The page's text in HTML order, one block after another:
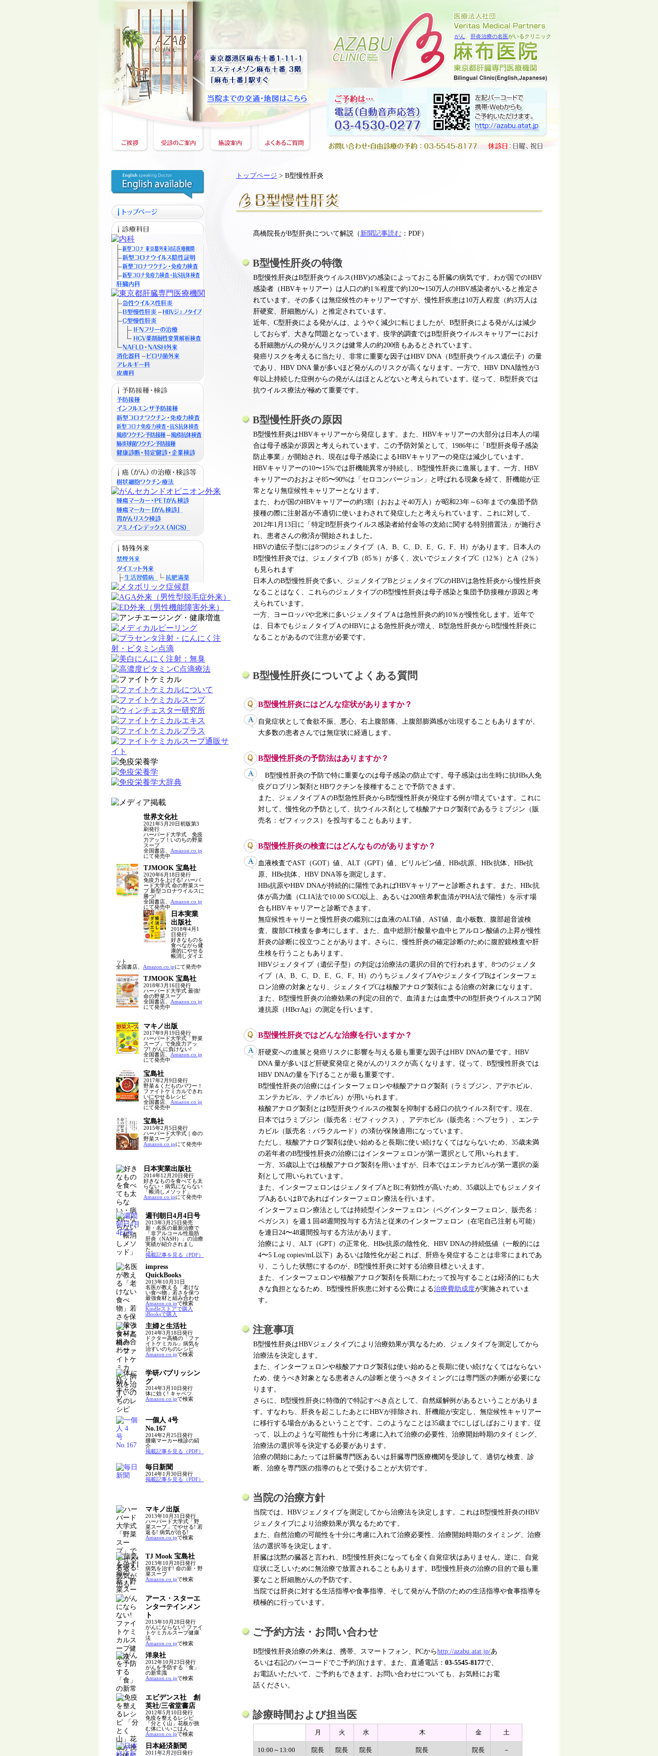
がん 肝炎治療の名医がいるクリニック
世界文化社
2021年5月20日初版第3
刷発行
ハーバード大学式 免疫
力アップ！いのちの野菜
スープ
全国書店、 Amazon.co.jp
にて発売中
TJMOOK 宝島社
2020年6月18日発行
免疫力を上げる! ハーバ
ード大学式 命の野菜スー
プ 新型コロナウイルスに
勝つ!
全国書店、 Amazon.co.jp
にて発売中
日本実業
出版社
2018年4月1
日発行
好きなものを
食べながら健
康的にやせる
帳消しダイエ
ット
全国書店、 Amazon.co.jpにて発売中
TJMOOK 宝島社
2018年3月16日発行
ハーバード大学式 最強!
命の野菜スープ
全国書店、 Amazon.co.jp
にて発売中
マキノ出版
2017年9月19日発行
ハーバード大学式「野菜
スープ」で免疫力アッ
プ! がんに負けない!
全国書店、 Amazon.co.jp
にて発売中
宝島社
2017年2月9日発行
野菜＆くだものパワー！
ファイトケミカルできれ
いにやせるレシピ
全国書店、 Amazon.co.jp
にて発売中
宝島社
2015年2月5日発行
ハーバード大学式｜命の
野菜スープ
Amazon.co.jpにて発売中
日本実業出版社
2014年12月20日発行
好きなものを食べても太
らない・病気にならない
「帳消しメソッド」
Amazon.co.jpにて発売中
週刊朝日4月4日号
2013年3月25日発売
新・名医の最新治療で
「非アルコール性脂肪
肝炎（NASH）」の治療
実績が紹介されまし
た。
掲載記事を見る（PDF）
impress
QuickBooks
2013年10月31日
名医が教える「老けな
い食べ物」若さを保つ
最強食材と組み合わせ
Amazon.co.jpで検索
Kindleストアで購入
iBooksで購入
主婦と生活社
2014年3月18日発行
ドクター高橋の「ファ
イトケミカル」病気を
治すいのちのレシピ
Amazon.co.jpで検索
学研パブリッシン
グ
2014年3月10日発行
体に効く! キャベツ
Amazon.co.jpで検索
一個人 4号
No.167
2014年2月25日発行
腫瘍マーカー検診の紹
介
掲載記事を見る（PDF）
毎日新聞
2014年1月30日発行
掲載記事を見る（PDF）
マキノ出版
2013年10月31日発行
ハーバード大学式「野
菜スープ」でやせる! 若
返る! 病気が治る!
Amazon.co.jpで検索
TJ Mook 宝島社
2013年10月28日発行
病気を治す! 命の新・野
菜スープ
Amazon.co.jpで検索
アース・スターエ
ンターテインメン
ト
2013年10月28日発行
がんにならない! ファイ
トケミカルスープ健康
法
Amazon.co.jpで検索
洋泉社
2012年10月23日発行
がんを予防する「食」
の新常識
Amazon.co.jpで検索
エビデンス社 創
英社/三省堂書店
2012年5月10日発行
免疫を整えるレシピ
「分とく山」花板が挑
む体にいいごはん
Amazon.co.jpで検索
日本経済新聞
2011年2月20日発行
トップページ > B型慢性肝炎
髙橋院長がB型肝炎について解説（新聞記事読む ：PDF）
B型慢性肝炎の特徴
B型慢性肝炎はB型肝炎ウイルス(HBV)の感染によっておこる肝臓の病気です。わが国でのHBV
感染者（HBVキャリアー）は人口の約1％程度で約120〜150万人のHBV感染者がいると推定さ
れています。その多くは無症候性のキャリアーですが、慢性肝疾患は10万人程度（約3万人は
肝硬変、肝細胞がん）と推定されています。
近年、C型肝炎による発がんは、ようやく減少に転じましたが、B型肝炎による発がんは減少
しておらず、大きな問題となっています。疫学的調査ではB型肝炎ウイルスキャリアーにおけ
る肝細胞がんの発がんリスクは健常人の約200倍もあるとされています。
発癌リスクを考えるに当たり、非常に重要な因子はHBV DNA（B型肝炎ウイルス遺伝子）の量
であり、HBV DNA 量が多いほど発がんのリスクが高くなります。一方で、HBV DNA陰性が3
年以上持続した症例からの発がんはほとんどないと考えられています。従って、B型肝炎では
抗ウイルス療法が極めて重要です。
B型慢性肝炎の原因
B型慢性肝炎はHBVキャリアーから発症します。また、HBVキャリアーの大部分は日本人の場
合は母子感染が原因と考えられています。この予防対策として、1986年に「B型肝炎母子感染
防止事業」が開始され、現在は母子感染によるHBVキャリアーの発症は減少しています。
HBVキャリアーの10〜15%では肝機能異常が持続し、B型慢性肝炎に進展します。一方、HBV
キャリアーのおおよそ85〜90%は「セロコンバージョン」と呼ばれる現象を経て、肝機能が正
常となり無症候性キャリアーとなります。
また、わが国のHBVキャリアーの約3割（おおよそ40万人）が昭和23年～63年までの集団予防
接種の際に注射器が不適切に使いまわされて発症したと考えられています。これに対して、
2012年1月13日に「特定B型肝炎ウイルス感染者給付金等の支給に関する特別措置法」が施行さ
れ、患者さんの救済が開始されました。
HBVの遺伝子型には8つのジェノタイプ（A、B、C、D、E、G、F、H）があります。日本人の
B型慢性肝炎では、ジェノタイプB（85％）が多く、次いでジェノタイプC（12％）とA（2％）
も見られます
日本人のB型慢性肝炎で多い、ジェノタイプBとジェノタイプCのHBVは急性肝炎から慢性肝炎
なることはなく、これらのジェノタイプのB型慢性肝炎は母子感染と集団予防接種が原因と考
えられています。
一方、ヨーロッパや北米に多いジェノタイプＡは急性肝炎の約10％が慢性化します。近年で
は、日本でもジェノタイプＡのHBVによる急性肝炎が増え、B型急性肝炎からB型慢性肝炎に
なることがあるので注意が必要です。
B型慢性肝炎についてよくある質問
B型慢性肝炎にはどんな症状がありますか？
自覚症状として食欲不振、悪心、右上腹部痛、上腹部膨満感が出現することもありますが、
大多数の患者さんでは無症状に経過します。
B型慢性肝炎の予防法はありますか？
B型慢性肝炎の予防で特に重要なのは母子感染の防止です。母子感染は出生時に抗HBs人免
疫グロブリン製剤とHBワクチンを接種することで予防できます。
また、ジェノタイプＡのB型急性肝炎からB型慢性肝炎が発症する例が増えています。これに
対して、慢性化の予防として、抗ウイルス剤として核酸アナログ製剤であるラミブジン（販
売名：ゼフィックス）を投与することもあります。
B型慢性肝炎の検査にはどんなものがありますか？
血液検査でAST（GOT）値、ALT（GPT）値、ビリルビン値、HBs抗原、HBc抗体、HBe抗
原、HBe抗体、HBV DNA等を測定します。
HBs抗原やHBV DNAが持続的に陽性であればHBVキャリアーと診断されます。また、HBc抗
体が高力価（CLIA法で10.00 S/CO以上、あるいは200倍希釈血清がPHA法で陽性）を示す場
合もHBVキャリアーと診断できます。
無症候性キャリーと慢性肝炎の鑑別には血液のALT値、AST値、血小板数、腹部超音波検
査、腹部CT検査を参考にします。また、血中総胆汁酸量や血中ヒアルロン酸値の上昇が慢性
肝炎の診断に役立つことがあります。さらに、慢性肝炎の確定診断のために腹腔鏡検査や肝
生検を行うこともあります。
HBVジェノタイプ（遺伝子型）の判定は治療法の選択の目的で行われます。8つのジェノタ
イプ（A、B、C、D、E、G、F、H）のうちジェノタイプAやジェノタイプBはインターフェ
ロン治療の対象となり、ジェノタイプCは核酸アナログ製剤による治療の対象になります。
また、B型慢性肝炎の治療効果の判定の目的で、血清または血漿中のB型肝炎ウイルスコア関
連抗原（HBcrAg）の測定を行います。
B型慢性肝炎ではどんな治療を行いますか？
肝硬変への進展と発癌リスクに影響を与える最も重要な因子はHBV DNAの量です。HBV
DNA 量が多いほど肝硬変発症と発がんのリスクが高くなります。従って、B型慢性肝炎では
HBV DNAの量を下げることが最も重要です。
B型慢性肝炎の治療にはインターフェロンや核酸アナログ製剤（ラミブジン、アデホビル、
エンテカビル、テノホビル）が用いられます。
核酸アナログ製剤とはB型肝炎ウイルスの複製を抑制する経口の抗ウイルス剤です。現在、
日本ではラミブジン（販売名：ゼフィックス）、アデホビル（販売名：ヘプセラ）、エンテ
カビル（販売名：バラクルード）の3剤が保険適用になっています。
ただし、核酸アナログ製剤は使い始めると長期に使い続けなくてはならないため、35歳未満
の若年者のB型慢性肝炎の治療にはインターフェロンが第一選択として用いられます。
一方、35歳以上では核酸アナログ製剤を用いますが、日本ではエンテカビルが第一選択の薬
剤として用いられています。
また、インターフェロンはジェノタイプAとBに有効性が高いため、35歳以上でもジェノタイ
プAあるいはBであればインターフェロン療法を行います。
インターフェロン療法としては持続型インターフェロン（ペグインターフェロン、販売名：
ペガシス）を週１回48週間投与する方法と従来のインターフェロン（在宅自己注射も可能）
を連日24〜48週間投与する方法があります。
治療により、ALT（GPT）の正常化、HBe抗原の陰性化、HBV DNAの持続低値（一般的には
4〜5 Log copies/mL以下）あるいは陰性化が起これば、肝癌を発症することは非常にまれであ
り、こうした状態にするのが、B型慢性肝炎に対する治療目標といえます。
また、インターフェロンや核酸アナログ製剤を長期にわたって投与することは経済的にも大
きな負担となるため、B型慢性肝疾患に対する公費による治療費助成度が実施されていま
す。
注意事項
B型慢性肝炎はHBVジェノタイプにより治療効果が異なるため、ジェノタイプを測定してから
治療法を決定します。
また、インターフェロンや核酸アナログ製剤は使い始めると長期に使い続けなくてはならない
ため、使うべき対象となる患者さんの診断と使うべきタイミングには専門医の判断が必要にな
ります。
さらに、B型慢性肝炎に特徴的で特記すべき点として、自然緩解例があるということがありま
す。すなわち、肝炎を起こしたあとにHBVが排除され、肝機能が安定し、無症候性キャリアー
に移行する場合があるということです。このようなことは35歳までにしばしばおこります。従
って、以上のような可能性も十分に考慮に入れて治療の必要性、治療開始時期のタイミング、
治療法の選択等を決定する必要があります。
治療の開始にあたっては肝臓専門医あるいは肝臓専門医療機関を受診して、適切な検査、診
断、治療を専門医の指導のもとで受けることが大切です。
当院の治療方針
当院では、HBVジェノタイプを測定してから治療法を決定します。これはB型慢性肝炎のHBV
ジェノタイプにより治療効果が異なるためです。
また、自然治癒の可能性を十分に考慮に入れて治療必要性、治療開始時期のタイミング、治療
法の選択等を決定します。
肝臓は沈黙の臓器と言われ、B型慢性肝炎になっても全く自覚症状はありません。逆に、自覚
症状に乏しいために無治療で放置されることもあります。B型慢性肝炎の治療の目的で最も重
要なこと肝細胞がんの予防です。
当院では肝炎に対する生活指導や食事指導、そして発がん予防のための生活指導や食事指導を
積極的に行っています。
ご予約方法・お問い合わせ
B型慢性肝炎治療の外来は、携帯、スマートフォン、PCからhttp://azabu.atat.jp/あ
るいは右記のバーコードでご予約頂けます。また、直通電話： 03-5545-8177で、
お電話いただいて、ご予約もできます。お問い合わせについても、お気軽にお電
話ください。
診療時間および担当医
月 火 水 木 金 土
10:00～13:00 院長 院長 院長 院長 院長 －